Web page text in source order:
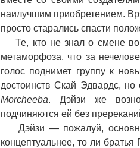
наилучшим приобретением.
просто старались спасти
Те, кто не знал о смене
метаморфоза, что за
голос поднимет группу к
достоинств Скай Эдвардс,
Morcheeba. Дэйзи же
подчиняются ей без
Дэйзи — пожалуй,
концептуальнее, то ли